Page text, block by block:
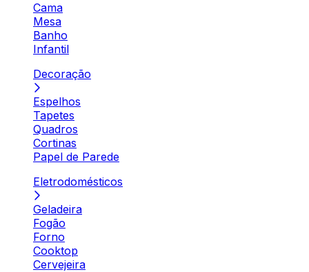
Cama
Mesa
Banho
Infantil
Decoração
Espelhos
Tapetes
Quadros
Cortinas
Papel de Parede
Eletrodomésticos
Geladeira
Fogão
Forno
Cooktop
Cervejeira